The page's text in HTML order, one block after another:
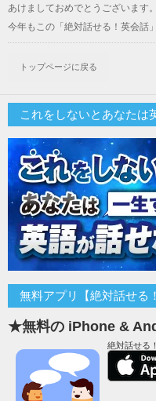
あけましておめでとうございます
今年もこの「絶対話せる！英会話
トップページに戻る
これをしないとあなたは
無料アプリ【絶対話せる
★無料の iPhone &
絶対話せる